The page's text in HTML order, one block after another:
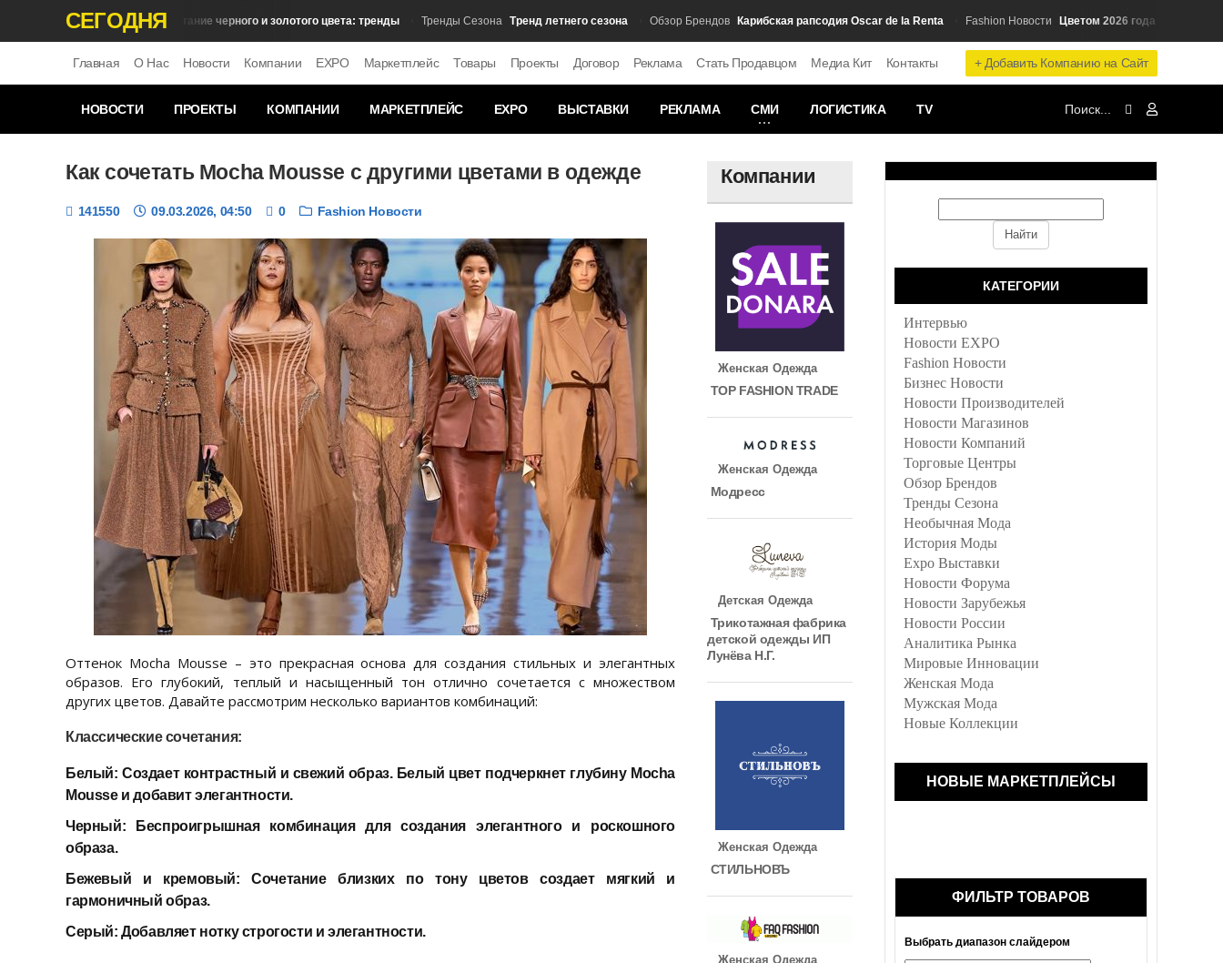
СЕГОДНЯ
Fashion Новости Сочетание черного и золотого цвета: тренды Тренды Сезона Тренд летнего сезона Обзор Брендов Карибская рапсодия Oscar de la Renta Fashion Новости Цветом 2026 года стал оттенок
+ Добавить Компанию на Сайт
Главная О Нас Новости Компании EXPO Маркетплейс Товары Проекты Договор Реклама Стать Продавцом Медиа Кит Контакты
НОВОСТИ ПРОЕКТЫ КОМПАНИИ МАРКЕТПЛЕЙС EXPO ВЫСТАВКИ РЕКЛАМА СМИ ЛОГИСТИКА TV
Как сочетать Mocha Mousse с другими цветами в одежде
141550 09.03.2026, 04:50 0 Fashion Новости
Оттенок Mocha Mousse – это прекрасная основа для создания стильных и элегантных
образов. Его глубокий, теплый и насыщенный тон отлично сочетается с множеством
других цветов. Давайте рассмотрим несколько вариантов комбинаций:
Классические сочетания:
Белый: Создает контрастный и свежий образ. Белый цвет подчеркнет глубину Mocha
Mousse и добавит элегантности.
Черный: Беспроигрышная комбинация для создания элегантного и роскошного
образа.
Бежевый и кремовый: Сочетание близких по тону цветов создает мягкий и
гармоничный образ.
Серый: Добавляет нотку строгости и элегантности.
Компании
Женская Одежда
TOP FASHION TRADE
Женская Одежда
Модресс
Детская Одежда
Трикотажная фабрика
детской одежды ИП
Лунёва Н.Г.
Женская Одежда
СТИЛЬНОВЪ
Женская Одежда
КАТЕГОРИИ
Интервью
Новости EXPO
Fashion Новости
Бизнес Новости
Новости Производителей
Новости Магазинов
Новости Компаний
Торговые Центры
Обзор Брендов
Тренды Сезона
Необычная Мода
История Моды
Expo Выставки
Новости Форума
Новости Зарубежья
Новости России
Аналитика Рынка
Мировые Инновации
Женская Мода
Мужская Мода
Новые Коллекции
НОВЫЕ МАРКЕТПЛЕЙСЫ
ФИЛЬТР ТОВАРОВ
Выбрать диапазон слайдером